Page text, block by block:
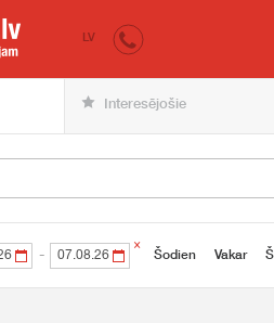
iepirkumi.lv
LV
Interesējošie
-
×
Šodien
Vakar